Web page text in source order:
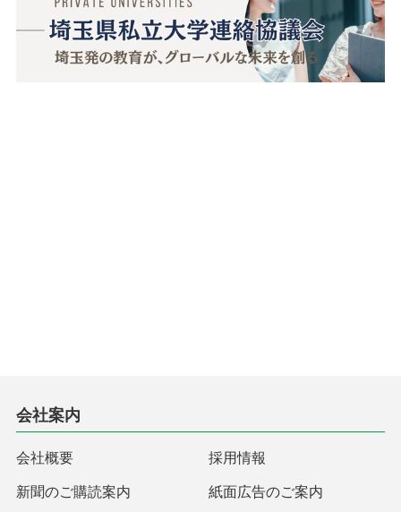
会社案内
会社概要 採用情報
新聞のご購読案内 紙面広告のご案内